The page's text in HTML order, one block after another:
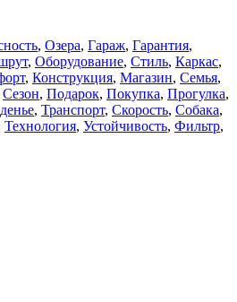
, Озера, Гараж, Гарантия,
, Оборудование, Стиль, Каркас,
, Конструкция, Магазин, Семья,
Сезон, Подарок, Покупка, Прогулка,
, Транспорт, Скорость, Собака,
Технология, Устойчивость, Фильтр,